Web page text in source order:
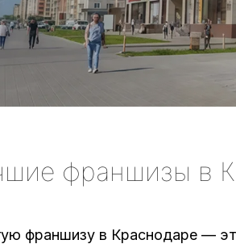
франшизы в
франшизу в Краснодаре —